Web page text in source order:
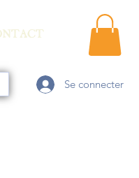
Se connecter